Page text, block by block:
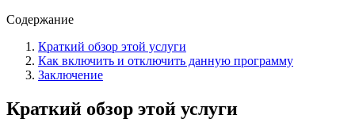
Содержание
Краткий обзор этой услуги
Как включить и отключить данную программу
Заключение
Краткий обзор этой услуги